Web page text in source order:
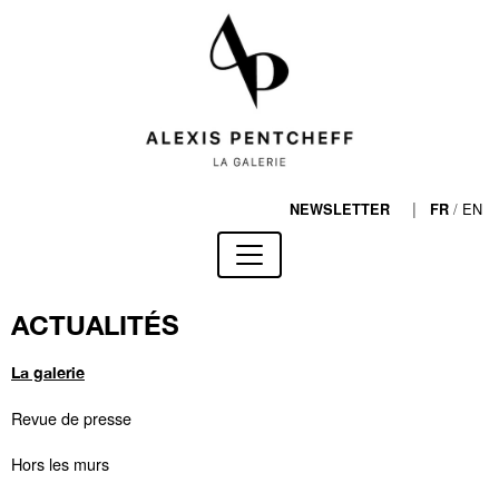
NEWSLETTER | FR / EN
ACTUALITÉS
La galerie
Revue de presse
Hors les murs